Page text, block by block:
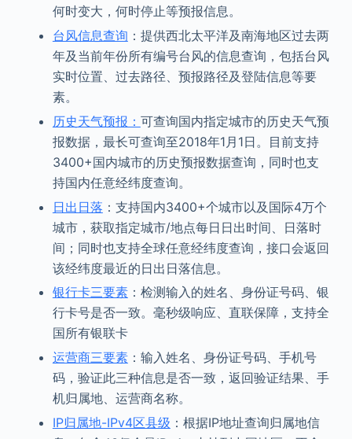
何时变大，何时停止等预报信息。
台风信息查询 ：提供西北太平洋及南海地区过去两
年及当前年份所有编号台风的信息查询，包括台风
实时位置、过去路径、预报路径及登陆信息等要
素。
历史天气预报： 可查询国内指定城市的历史天气预
报数据，最长可查询至2018年1月1日。目前支持
3400+国内城市的历史预报数据查询，同时也支
持国内任意经纬度查询。
日出日落 ：支持国内3400+个城市以及国际4万个
城市，获取指定城市/地点每日日出时间、日落时
间；同时也支持全球任意经纬度查询，接口会返回
该经纬度最近的日出日落信息。
银行卡三要素：检测输入的姓名、身份证号码、银
行卡号是否一致。毫秒级响应、直联保障，支持全
国所有银联卡
运营商三要素：输入姓名、身份证号码、手机号
码，验证此三种信息是否一致，返回验证结果、手
机归属地、运营商名称。
IP归属地-IPv4区县级 ：根据IP地址查询归属地信